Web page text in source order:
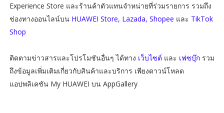
Experience Store และร้านค้าตัวแทนจำหน่ายที่ร่วมรายการ รวมถึง
ช่องทางออนไลน์บน HUAWEI Store, Lazada, Shopee และ TikTok
Shop
ติดตามข่าวสารและโปรโมชันอื่นๆ ได้ทาง เว็บไซต์ และ เฟซบุ๊กรวม
ถึงข้อมูลเพิ่มเติมเกี่ยวกับสินค้าและบริการ เพียงดาวน์โหลด
แอปพลิเคชัน My HUAWEI บน AppGallery